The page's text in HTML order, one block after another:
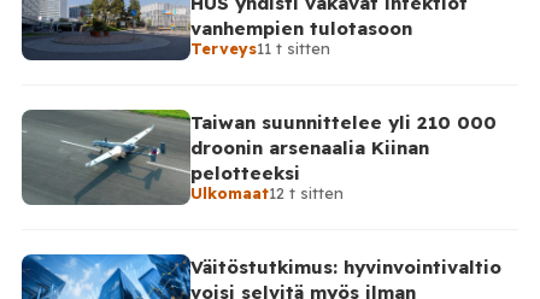
vanhempien tulotasoon
Terveys11 t sitten
Taiwan suunnittelee yli 210 000
droonin arsenaalia Kiinan
pelotteeksi
Ulkomaat12 t sitten
Väitöstutkimus: hyvinvointivaltio
voisi selvitä myös ilman